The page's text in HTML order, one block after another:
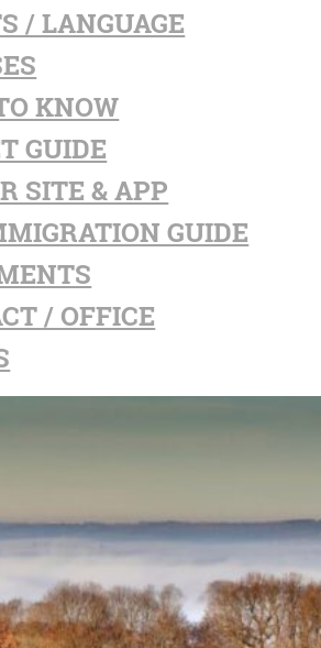
/ LANGUAGE
KNOW
GUIDE
SITE & APP
GUIDE
/ OFFICE